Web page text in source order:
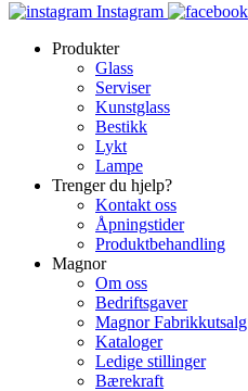
Instagram
Produkter
Glass
Serviser
Kunstglass
Bestikk
Lykt
Lampe
Trenger du hjelp?
Kontakt oss
Åpningstider
Produktbehandling
Magnor
Om oss
Bedriftsgaver
Magnor Fabrikkutsalg
Kataloger
Ledige stillinger
Bærekraft